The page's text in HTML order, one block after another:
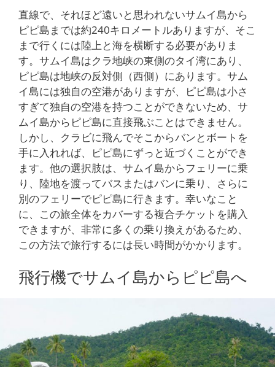
直線で、それほど遠いと思われないサムイ島から
ピピ島までは約240キロメートルありますが、そこ
まで行くには陸上と海を横断する必要がありま
す。サムイ島はクラ地峡の東側のタイ湾にあり、
ピピ島は地峡の反対側（西側）にあります。サム
イ島には独自の空港がありますが、ピピ島は小さ
すぎて独自の空港を持つことができないため、サ
ムイ島からピピ島に直接飛ぶことはできません。
しかし、クラビに飛んでそこからバンとボートを
手に入れれば、ピピ島にずっと近づくことができ
ます。他の選択肢は、サムイ島からフェリーに乗
り、陸地を渡ってバスまたはバンに乗り、さらに
別のフェリーでピピ島に行きます。幸いなこと
に、この旅全体をカバーする複合チケットを購入
できますが、非常に多くの乗り換えがあるため、
この方法で旅行するには長い時間がかかります。
飛行機でサムイ島からピピ島へ